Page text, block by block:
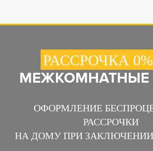
РАССРОЧКА 0%
МЕЖКОМНАТНЫЕ
ОФОРМЛЕНИЕ
РАССРОЧКИ
НА ДОМУ ПРИ